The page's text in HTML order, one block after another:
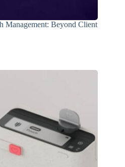
Management: Beyond Client